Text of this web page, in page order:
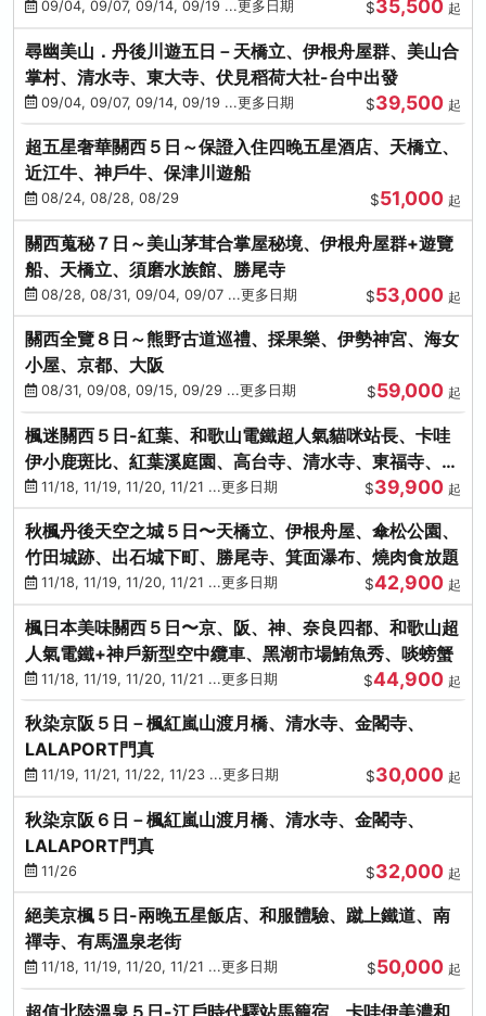
09/04, 09/07, 09/14, 09/19 ...更多日期 $35,500 起
尋幽美山．丹後川遊五日－天橋立、伊根舟屋群、美山合
掌村、清水寺、東大寺、伏見稻荷大社-台中出發
09/04, 09/07, 09/14, 09/19 ...更多日期 $39,500 起
超五星奢華關西５日～保證入住四晚五星酒店、天橋立、
近江牛、神戶牛、保津川遊船
08/24, 08/28, 08/29 $51,000 起
關西蒐秘７日～美山茅茸合掌屋秘境、伊根舟屋群+遊覽
船、天橋立、須磨水族館、勝尾寺
08/28, 08/31, 09/04, 09/07 ...更多日期 $53,000 起
關西全覽８日～熊野古道巡禮、採果樂、伊勢神宮、海女
小屋、京都、大阪
08/31, 09/08, 09/15, 09/29 ...更多日期 $59,000 起
楓迷關西５日-紅葉、和歌山電鐵超人氣貓咪站長、卡哇
伊小鹿斑比、紅葉溪庭園、高台寺、清水寺、東福寺、伊
勢龍蝦+和牛
11/18, 11/19, 11/20, 11/21 ...更多日期 $39,900 起
秋楓丹後天空之城５日〜天橋立、伊根舟屋、傘松公園、
竹田城跡、出石城下町、勝尾寺、箕面瀑布、燒肉食放題
11/18, 11/19, 11/20, 11/21 ...更多日期 $42,900 起
楓日本美味關西５日〜京、阪、神、奈良四都、和歌山超
人氣電鐵+神戶新型空中纜車、黑潮市場鮪魚秀、啖螃蟹
11/18, 11/19, 11/20, 11/21 ...更多日期 $44,900 起
秋染京阪５日－楓紅嵐山渡月橋、清水寺、金閣寺、
LALAPORT門真
11/19, 11/21, 11/22, 11/23 ...更多日期 $30,000 起
秋染京阪６日－楓紅嵐山渡月橋、清水寺、金閣寺、
LALAPORT門真
11/26 $32,000 起
絕美京楓５日-兩晚五星飯店、和服體驗、蹴上鐵道、南
禪寺、有馬溫泉老街
11/18, 11/19, 11/20, 11/21 ...更多日期 $50,000 起
超值北陸溫泉５日-江戶時代驛站馬籠宿、卡哇伊美濃和